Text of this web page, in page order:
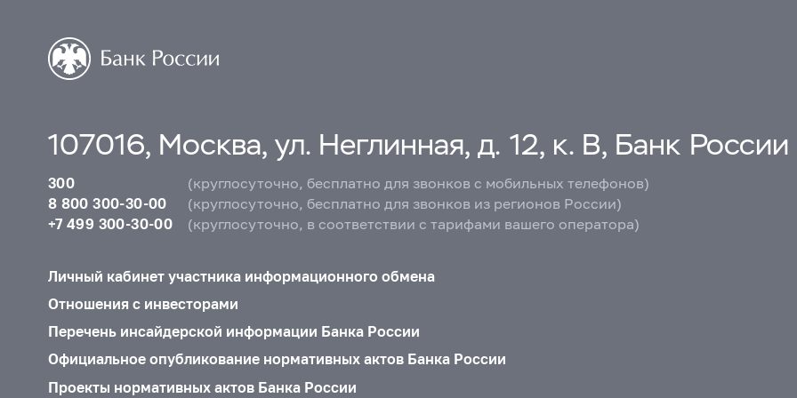
107016, Москва, ул. Неглинная, д. 12, к. В, Банк России
300
(круглосуточно, бесплатно для звонков с мобильных телефонов)
8 800 300-30-00
(круглосуточно, бесплатно для звонков из регионов России)
+7 499 300-30-00
(круглосуточно, в соответствии с тарифами вашего оператора)
Личный кабинет участника информационного обмена
Отношения с инвесторами
Перечень инсайдерской информации Банка России
Официальное опубликование нормативных актов Банка России
Проекты нормативных актов Банка России